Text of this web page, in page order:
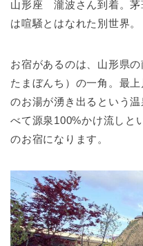
山形座 瀧波さん到着。茅
は喧騒とはなれた別世界。
お宿があるのは、山形県
たまぼんち）の一角。最
のお湯が湧き出るという
べて源泉100%かけ流しと
のお宿になります。